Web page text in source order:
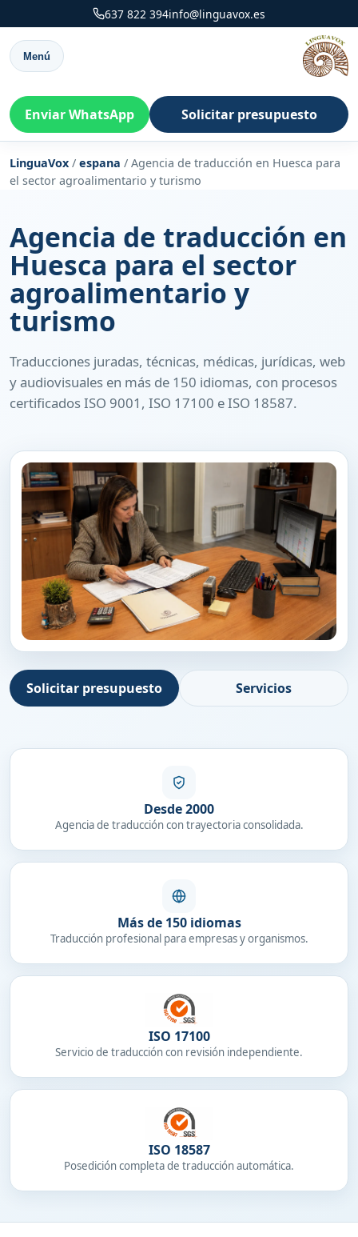
637 822 394info@linguavox.es
Menú
Enviar WhatsApp Solicitar presupuesto
LinguaVox / espana / Agencia de traducción en Huesca para
el sector agroalimentario y turismo
Agencia de traducción en
Huesca para el sector
agroalimentario y
turismo
Traducciones juradas, técnicas, médicas, jurídicas, web
y audiovisuales en más de 150 idiomas, con procesos
certificados ISO 9001, ISO 17100 e ISO 18587.
Solicitar presupuesto Servicios
Desde 2000
Agencia de traducción con trayectoria consolidada.
Más de 150 idiomas
Traducción profesional para empresas y organismos.
ISO 17100
Servicio de traducción con revisión independiente.
ISO 18587
Posedición completa de traducción automática.